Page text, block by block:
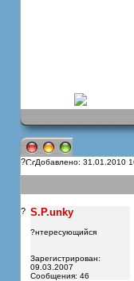
? Добавлено: 31.01.2010
? S.P.unky
?нтересующийся
Зарегистрирован:
09.03.2007
Сообщения: 46